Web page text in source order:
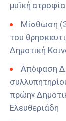
μυϊκή
Μίσθωση
του
Δημοτική
Απόφαση
πρώην
Ελευθεριάδη